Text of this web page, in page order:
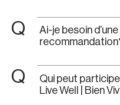
Q
Ai-je besoin d’une
Q
Qui peut
Live Well | Bien